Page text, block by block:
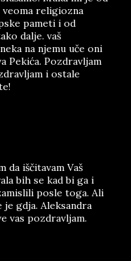
veoma religiozna
pameti i od
dalje. vaš
na njemu uče oni
Pekića. Pozdravljam
i ostale
da iščitavam Vaš
bih se kad bi ga i
posle toga. Ali
je gdja. Aleksandra
vas pozdravljam.